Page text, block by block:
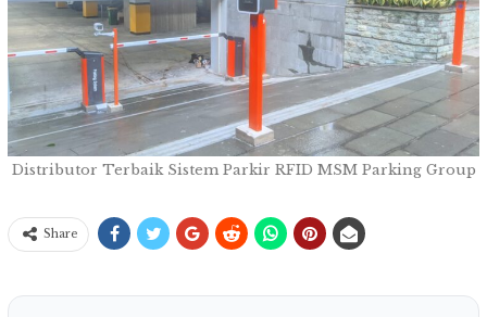
Distributor Terbaik Sistem Parkir RFID MSM Parking Group
Share